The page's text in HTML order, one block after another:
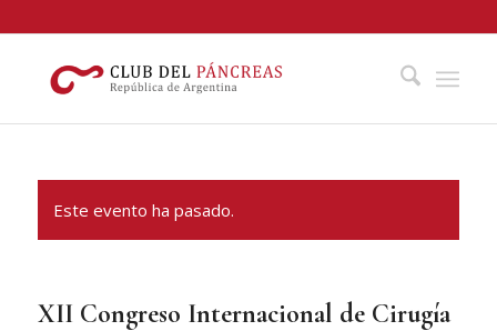
Este evento ha pasado.
XII Congreso Internacional de Cirugía